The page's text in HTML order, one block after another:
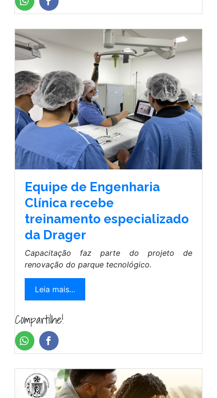
Equipe de Engenharia
Clínica recebe
treinamento especializado
da Drager
Capacitação faz parte do projeto de
renovação do parque tecnológico.
Leia mais...
Compartilhe!